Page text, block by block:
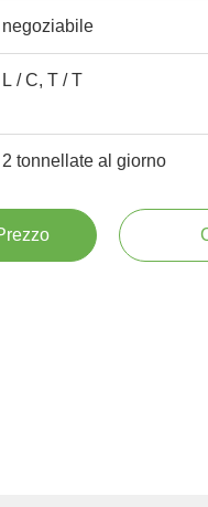
negoziabile
L / C, T / T
2 tonnellate al giorno